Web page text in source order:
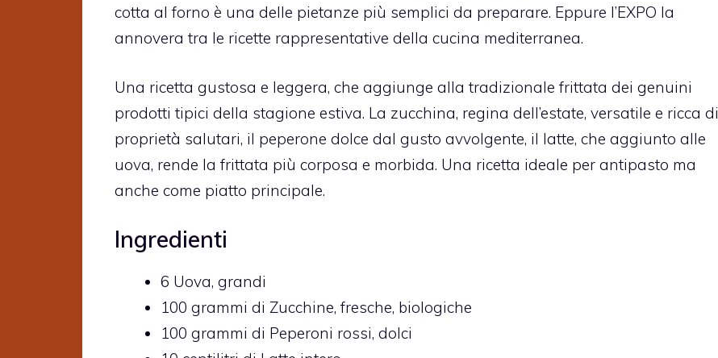
cotta al forno è una delle pietanze più semplici da preparare. Eppure l’EXPO la
annovera tra le ricette rappresentative della cucina mediterranea.
Una ricetta gustosa e leggera, che aggiunge alla tradizionale frittata dei genuini
prodotti tipici della stagione estiva. La zucchina, regina dell’estate, versatile e ricca di
proprietà salutari, il peperone dolce dal gusto avvolgente, il latte, che aggiunto alle
uova, rende la frittata più corposa e morbida. Una ricetta ideale per antipasto ma
anche come piatto principale.
Ingredienti
6 Uova, grandi
100 grammi di Zucchine, fresche, biologiche
100 grammi di Peperoni rossi, dolci